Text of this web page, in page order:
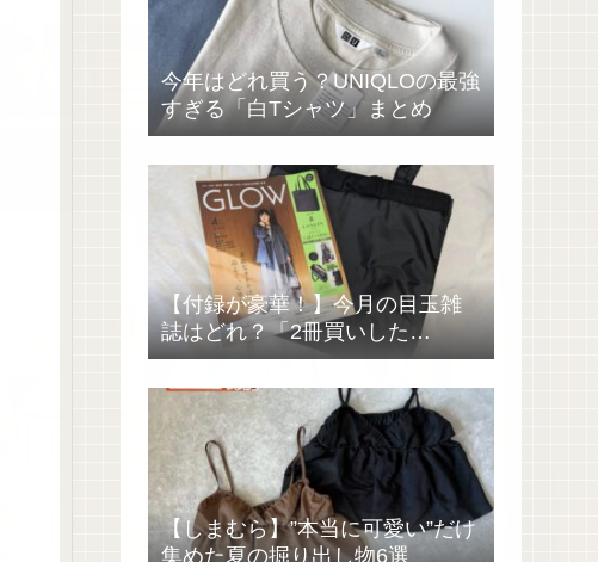
今年はどれ買う？UNIQLOの最強
すぎる「白Tシャツ」まとめ
【付録が豪華！】今月の目玉雑
誌はどれ？「2冊買いした
い……」
【しまむら】”本当に可愛い”だけ
集めた夏の掘り出し物6選